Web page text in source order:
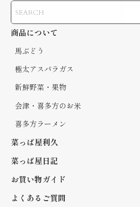
商品について
馬ぶどう
極太アスパラガス
新鮮野菜・果物
会津・喜多方のお米
喜多方ラーメン
菜っぱ屋利久
菜っぱ屋日記
お買い物ガイド
よくあるご質問